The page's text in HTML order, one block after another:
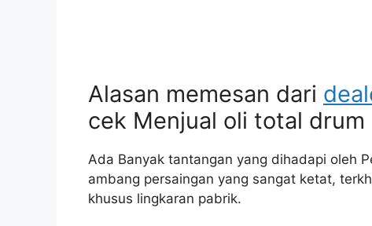
Alasan memesan dari
cek Menjual oli total drum
Ada Banyak tantangan yang dihadapi oleh
ambang persaingan yang sangat ketat,
khusus lingkaran pabrik.